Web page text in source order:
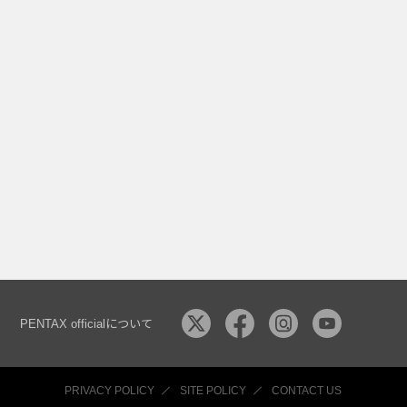
PENTAX officialについて
PRIVACY POLICY SITE POLICY CONTACT US